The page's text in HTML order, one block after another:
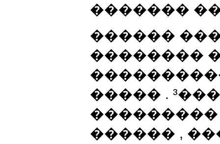
�������
������
��������
����� .
������ ,